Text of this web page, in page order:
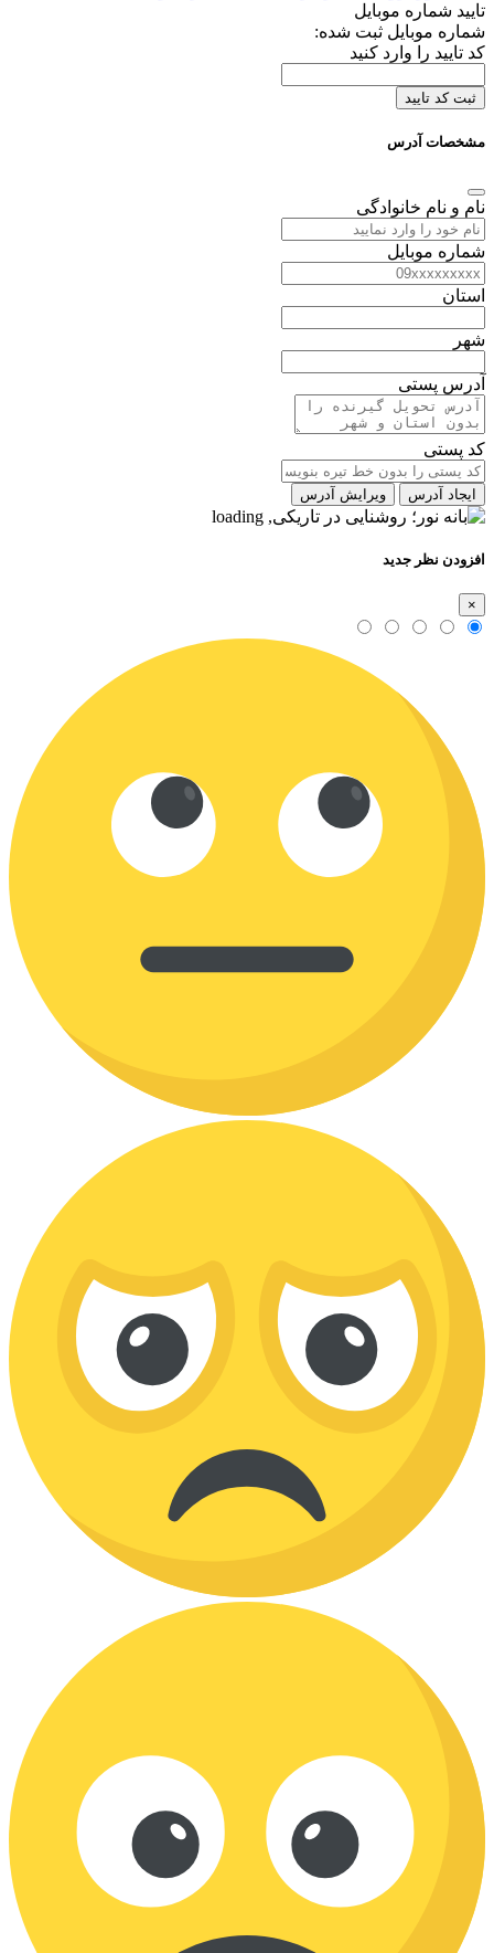
تایید شماره موبایل
شماره موبایل ثبت شده:
کد تایید را وارد کنید
ثبت کد تایید
مشخصات آدرس
نام و نام خانوادگی
شماره موبایل
استان
شهر
آدرس پستی
کد پستی
ایجاد آدرس ویرایش آدرس
افزودن نظر جدید
×